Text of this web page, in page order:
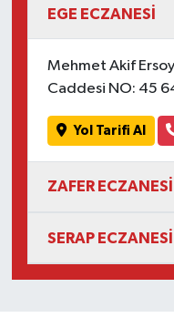
EGE ECZANESİ
Mehmet Akif
Caddesi NO: 45
Yol Tarifi Al
ZAFER ECZANESİ
SERAP ECZANESİ